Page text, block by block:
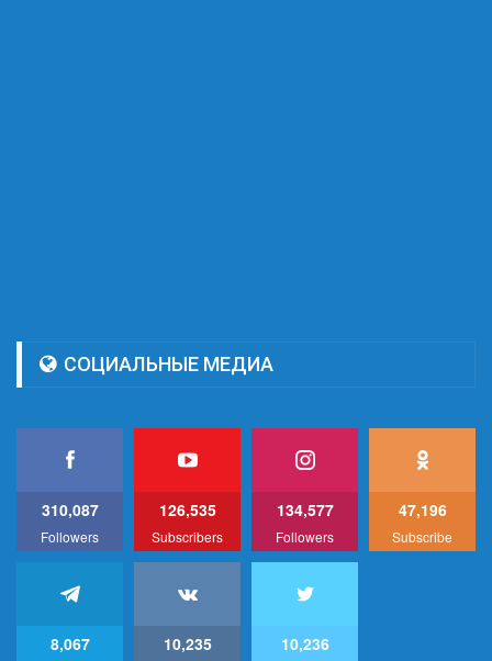
СОЦИАЛЬНЫЕ МЕДИА
310,087
Followers
126,535
Subscribers
134,577
Followers
47,196
Subscribe
8,067 10,235 10,236